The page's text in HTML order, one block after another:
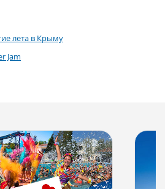
лета в Крыму
Jam